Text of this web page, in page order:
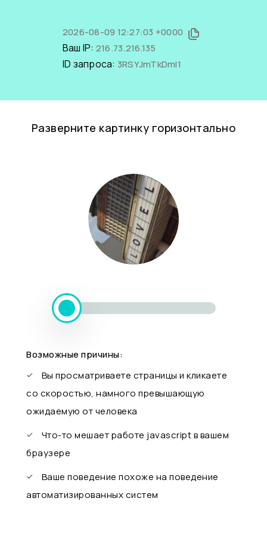
2026-08-09 12:27:03 +0000
Ваш IP: 216.73.216.135
ID запроса: 3RSYJmTkDmI1
Разверните картинку горизонтально
Возможные причины:
Вы просматриваете страницы и кликаете
со скоростью, намного превышающую
ожидаемую от человека
Что-то мешает работе javascript в вашем
браузере
Ваше поведение похоже на поведение
автоматизированных систем